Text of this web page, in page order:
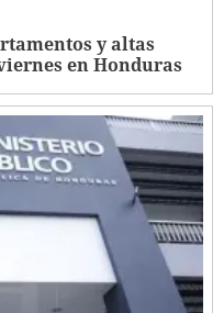
y altas
en Honduras